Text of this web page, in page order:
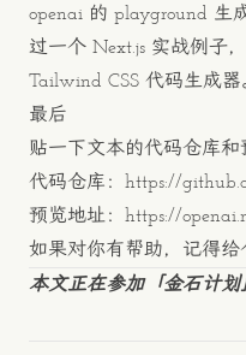
openai 的 playground 生
过一个 Next.js 实战例子
Tailwind CSS 代码生成器
最后
贴一下文本的代码仓库和
代码仓库： https://
预览地址： https://
如果对你有帮助，记得给
本文正在参加「金石计划